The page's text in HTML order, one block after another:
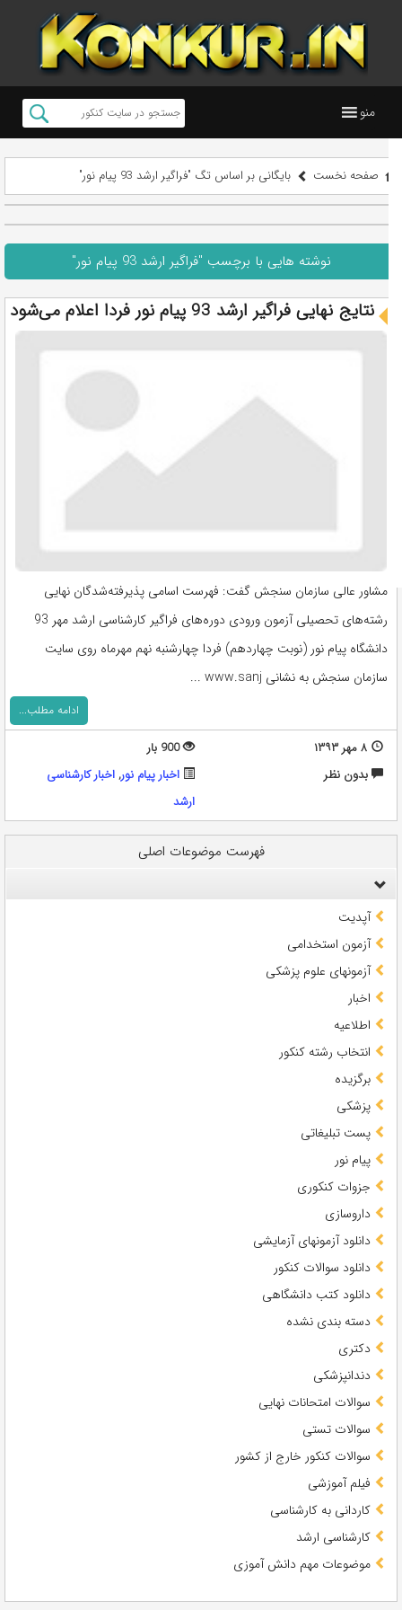
منو
صفحه نخست بایگانی بر اساس تگ "فراگیر ارشد 93 پیام نور"
نوشته هایی با برچسب "فراگیر ارشد 93 پیام نور"
نتایج نهایی فراگیر ارشد 93 پیام نور فردا اعلام می‌شود
مشاور عالی سازمان سنجش گفت: فهرست اسامی پذیرفته‌شدگان نهایی
رشته‌های تحصیلی آزمون ورودی دوره‌های فراگیر کارشناسی ارشد مهر 93
دانشگاه پیام نور (نوبت چهاردهم) فردا چهارشنبه نهم مهرماه روی سایت
سازمان سنجش به نشانی www.sanj ...
ادامه مطلب...
۸ مهر ۱۳۹۳
900 بار
بدون نظر
اخبار پیام نور,اخبار کارشناسی
ارشد
فهرست موضوعات اصلی
آپدیت
آزمون استخدامی
آزمونهای علوم پزشکی
اخبار
اطلاعیه
انتخاب رشته کنکور
برگزیده
پزشکی
پست تبلیغاتی
پیام نور
جزوات کنکوری
داروسازی
دانلود آزمونهای آزمایشی
دانلود سوالات کنکور
دانلود کتب دانشگاهی
دسته بندی نشده
دکتری
دندانپزشکی
سوالات امتحانات نهایی
سوالات تستی
سوالات کنکور خارج از کشور
فیلم آموزشی
کاردانی به کارشناسی
کارشناسی ارشد
موضوعات مهم دانش آموزی